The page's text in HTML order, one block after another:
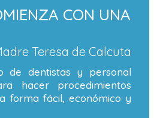
CON UNA
Teresa de Calcuta
de dentistas y personal
hacer procedimientos
forma fácil, económico y